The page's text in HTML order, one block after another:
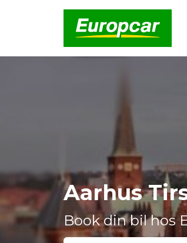
Aarhus
Book din bil hos